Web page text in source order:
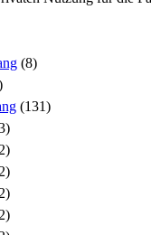
(8)
(131)